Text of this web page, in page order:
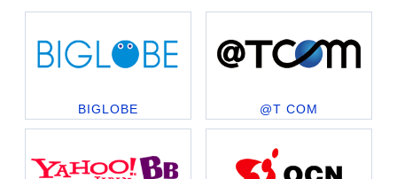
BIGLOBE @T COM